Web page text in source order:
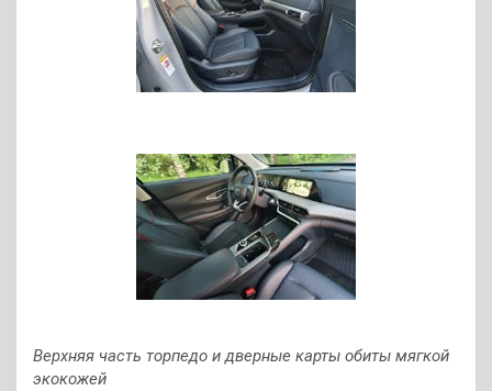
Верхняя часть торпедо и дверные карты обиты мягкой
экокожей